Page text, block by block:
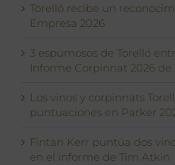
Torelló recibe un
Empresa 2026
3 espumosos de Torelló
Informe Corpinnat 2026
Los vinos y corpinnats
puntuaciones en Parker
Fintan Kerr puntúa dos
en el informe de Tim Atkin